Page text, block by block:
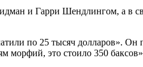
и Гарри Шендлингом, а в
по 25 тысяч долларов».
морфий, это стоило 350